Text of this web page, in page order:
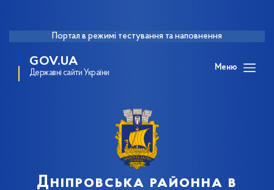
Портал в режимі тестування та наповнення
GOV.UA
Державні сайти України
Меню
Дніпровська районна в